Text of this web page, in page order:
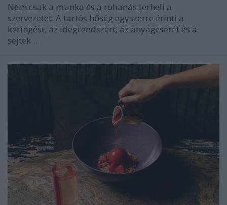
Nem csak a munka és a rohanás terheli a
szervezetet. A tartós hőség egyszerre érinti a
keringést, az idegrendszert, az anyagcserét és a
sejtek ...